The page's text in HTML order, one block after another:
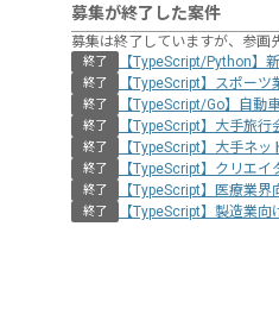
募集が終了した案件
募集は終了していますが、参画
終了 【TypeScript/Python】
終了 【TypeScript】スポー
終了 【TypeScript/Go】自動
終了 【TypeScript】大手旅
終了 【TypeScript】大手ネ
終了 【TypeScript】クリエ
終了 【TypeScript】医療業
終了 【TypeScript】製造業